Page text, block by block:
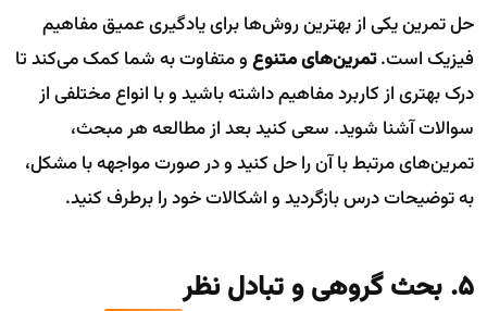
حل تمرین یکی از بهترین روش‌ها برای یادگیری عمیق مفاهیم
فیزیک است.تمرین‌های متنوعو متفاوت به شما کمک می‌کند تا
درک بهتری از کاربرد مفاهیم داشته باشید و با انواع مختلفی از
سوالات آشنا شوید. سعی کنید بعد از مطالعه هر مبحث،
تمرین‌های مرتبط با آن را حل کنید و در صورت مواجهه با مشکل،
به توضیحات درس بازگردید و اشکالات خود را برطرف کنید.
5. بحث گروهی و تبادل نظر